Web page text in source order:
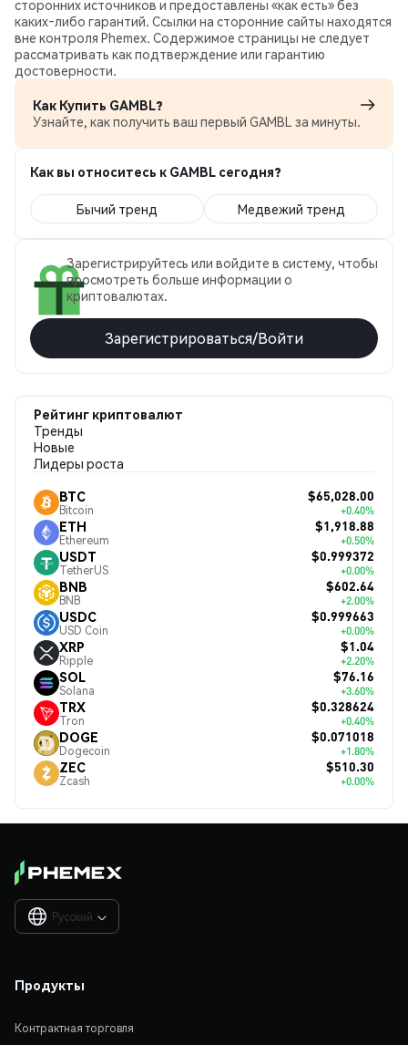
сторонних источников и предоставлены «как есть» без
каких‑либо гарантий. Ссылки на сторонние сайты находятся
вне контроля Phemex. Содержимое страницы не следует
рассматривать как подтверждение или гарантию
достоверности.
Как Купить GAMBL?
Узнайте, как получить ваш первый GAMBL за минуты.
Как вы относитесь к GAMBL сегодня?
Бычий тренд Медвежий тренд
Зарегистрируйтесь или войдите в систему, чтобы
просмотреть больше информации о
криптовалютах.
Зарегистрироваться/Войти
Рейтинг криптовалют
Тренды
Новые
Лидеры роста
BTC
Bitcoin
$65,028.00
+0.40%
ETH
Ethereum
$1,918.88
+0.50%
USDT
TetherUS
$0.999372
+0.00%
BNB
BNB
$602.64
+2.00%
USDC
USD Coin
$0.999663
+0.00%
XRP
Ripple
$1.04
+2.20%
SOL
Solana
$76.16
+3.60%
TRX
Tron
$0.328624
+0.40%
DOGE
Dogecoin
$0.071018
+1.80%
ZEC
Zcash
$510.30
+0.00%
Русский 
Продукты
Контрактная торговля